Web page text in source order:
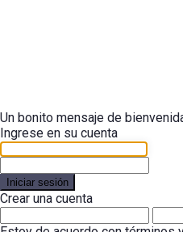
Un bonito mensaje de
Ingrese en su cuenta
Iniciar sesión
Crear una cuenta